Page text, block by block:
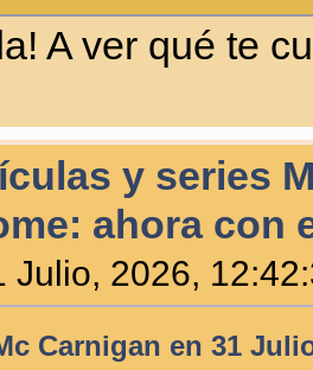
A ver qué te
y series
ahora con
Julio, 2026,
Carnigan en 31